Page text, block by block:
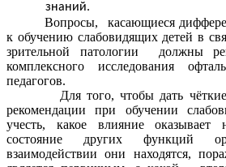
знаний.
Вопросы, касающиеся
к обучению слабовидящих детей в
зрительной патологии должны
комплексного исследования
педагогов.
Для того, чтобы дать чёткие
рекомендации при обучении
учесть, какое влияние оказывает
состояние других функций
взаимодействии они находятся,